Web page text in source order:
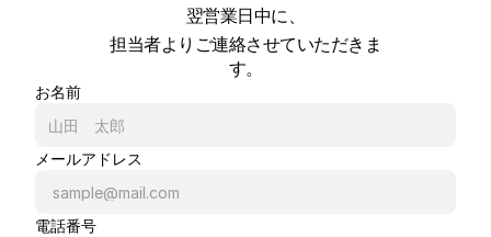
翌営業日中に、
担当者よりご連絡させていただきま
す。
お名前
メールアドレス
電話番号